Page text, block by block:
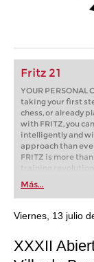
Fritz 21
YOUR PERSONAL
taking your first
chess, or already
with FRITZ, you
intelligently and
approach than
FRITZ is more
training
first steps into the
playing at a
train more
more personalised
Más...
Viernes, 13 julio
XXXII